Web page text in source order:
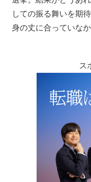
しての振る舞いを期
身の丈に合っていな
ス